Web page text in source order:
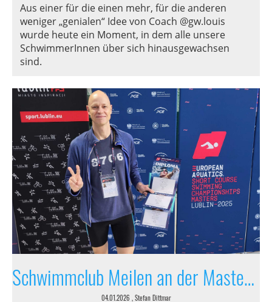
Aus einer für die einen mehr, für die anderen
weniger „genialen“ Idee von Coach @gw.louis
wurde heute ein Moment, in dem alle unsere
SchwimmerInnen über sich hinausgewachsen
sind.
Schwimmclub Meilen an der Masters-Europameisterschaft in Polen vertreten
04.01.2026 , Stefan Dittmar